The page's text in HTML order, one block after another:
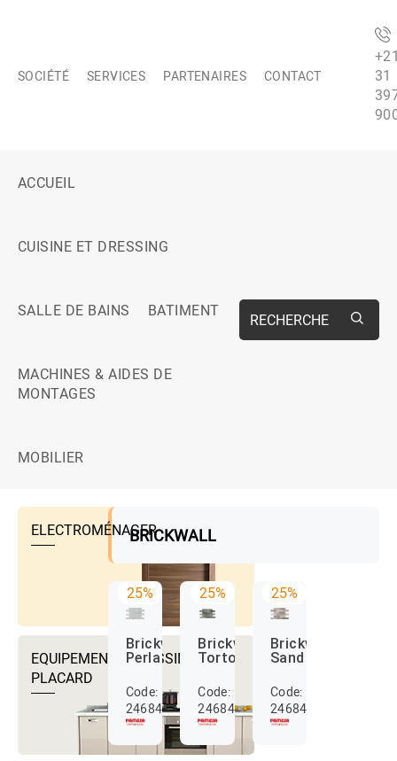
SOCIÉTÉ SERVICES PARTENAIRES CONTACT
31
ACCUEIL
CUISINE ET DRESSING
SALLE DE BAINS BATIMENT
MACHINES & AIDES DE
MONTAGES
MOBILIER
RECHERCHE
ELECTROMÉNAGER
EQUIPEMENTS DRESSING ET
PLACARD
BRICKWALL
25%
Brickwall
Perla
Code:
24684183
25%
Brickwall
Tortora
Code:
24684184
25%
Brickwall
Sand
Code:
24684178